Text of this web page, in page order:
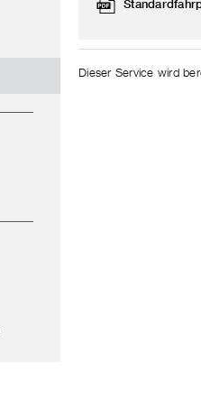
Dieser Service wird